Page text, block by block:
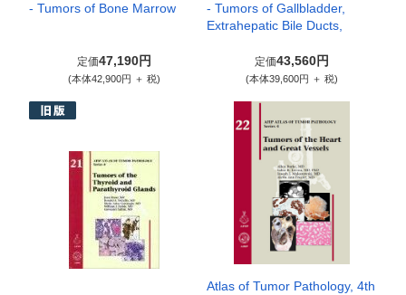
- Tumors of Bone Marrow
定価47,190円
(本体42,900円 ＋ 税)
- Tumors of Gallbladder,
Extrahepatic Bile Ducts,
定価43,560円
(本体39,600円 ＋ 税)
Atlas of Tumor Pathology, 4th